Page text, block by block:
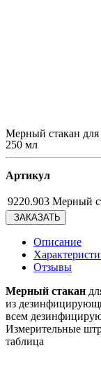
Мерный стакан для
250 мл
Артикул
9220.903 Мерный
ЗАКАЗАТЬ
Описание
Отзывы
Мерный стакан
из
всем
Измерительные
таблица